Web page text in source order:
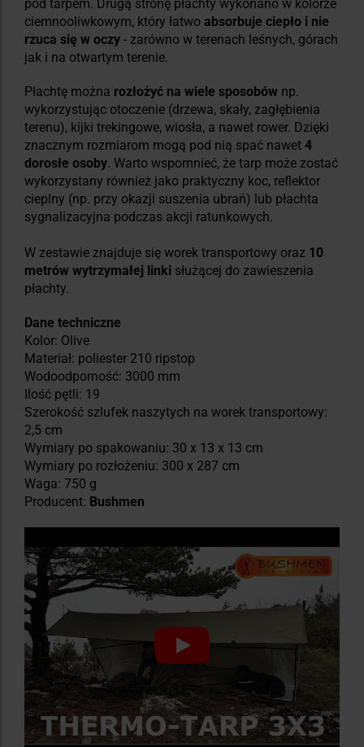
pod tarpem. Drugą stronę płachty wykonano w kolorze
ciemnooliwkowym, który łatwo absorbuje ciepło i nie
rzuca się w oczy - zarówno w terenach leśnych, górach
jak i na otwartym terenie.
Płachtę można rozłożyć na wiele sposobów np.
wykorzystując otoczenie (drzewa, skały, zagłębienia
terenu), kijki trekingowe, wiosła, a nawet rower. Dzięki
znacznym rozmiarom mogą pod nią spać nawet 4
dorosłe osoby. Warto wspomnieć, że tarp może zostać
wykorzystany również jako praktyczny koc, reflektor
cieplny (np. przy okazji suszenia ubrań) lub płachta
sygnalizacyjna podczas akcji ratunkowych.
W zestawie znajduje się worek transportowy oraz 10
metrów wytrzymałej linki służącej do zawieszenia
płachty.
Dane techniczne
Kolor: Olive
Materiał: poliester 210 ripstop
Wodoodporność: 3000 mm
Ilość pętli: 19
Szerokość szlufek naszytych na worek transportowy:
2,5 cm
Wymiary po spakowaniu: 30 x 13 x 13 cm
Wymiary po rozłożeniu: 300 x 287 cm
Waga: 750 g
Producent: Bushmen